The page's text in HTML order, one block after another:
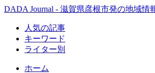
DADA Journal - 滋賀県彦根市発の地域情
人気の記事
キーワード
ライター別
ホーム